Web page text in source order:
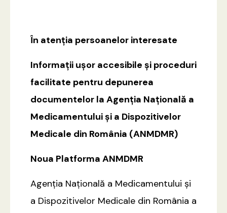
În atenția persoanelor interesate
Informații ușor accesibile și proceduri
facilitate pentru depunerea
documentelor la Agenția Națională a
Medicamentului și a Dispozitivelor
Medicale din România (ANMDMR)
Noua Platforma ANMDMR
Agenția Națională a Medicamentului și
a Dispozitivelor Medicale din România a